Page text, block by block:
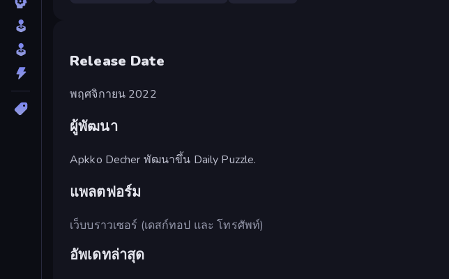
Release Date
พฤศจิกายน 2022
ผู้พัฒนา
Apkko Decher พัฒนาขึ้น Daily Puzzle.
แพลตฟอร์ม
เว็บบราวเซอร์ (เดสก์ทอป และ โทรศัพท์)
อัพเดทล่าสุด